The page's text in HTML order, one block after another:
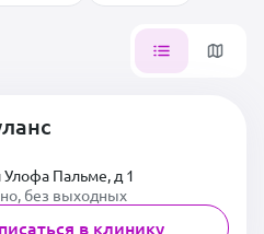
Улофа Пальме, д 1
без выходных
в клинику